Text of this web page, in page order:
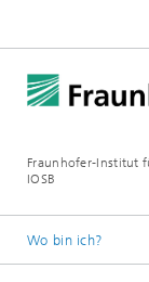
Fraunhofer-Institut
IOSB
Wo bin ich?